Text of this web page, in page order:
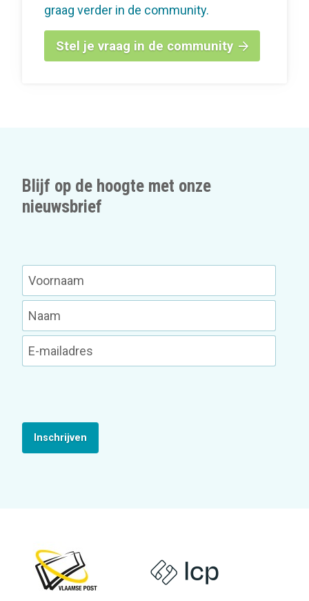
graag verder in de community.
Stel je vraag in de community
Blijf op de hoogte met onze
nieuwsbrief
Inschrijven